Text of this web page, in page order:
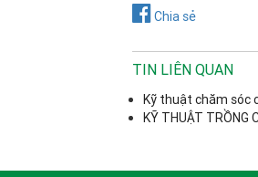
Chia sẻ
TIN LIÊN QUAN
Kỹ thuật chăm sóc
KỸ THUẬT TRỒNG